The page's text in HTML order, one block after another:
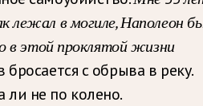
лежал в могиле, Наполеон
в этой проклятой жизни
с обрыва в реку.
не по колено.